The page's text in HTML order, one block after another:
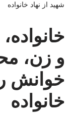
شهید از نهاد خانواده
و زن،
خوانش
خانواده